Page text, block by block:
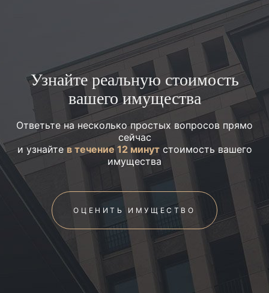
Узнайте реальную стоимость
вашего имущества
Ответьте на несколько простых вопросов прямо
сейчас
и узнайтев течение 12 минутстоимость вашего
имущества
ОЦЕНИТЬ ИМУЩЕСТВО